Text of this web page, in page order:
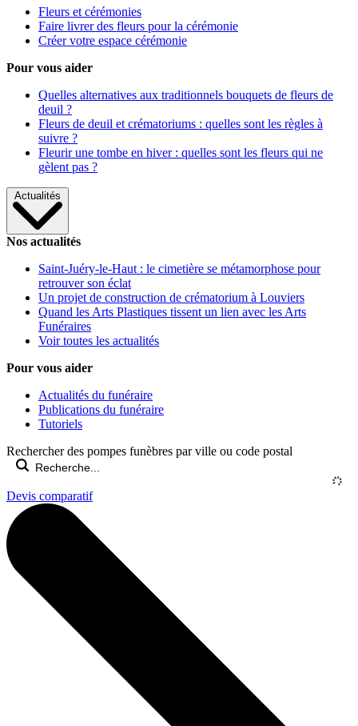
Fleurs et cérémonies
Faire livrer des fleurs pour la cérémonie
Créer votre espace cérémonie
Pour vous aider
Quelles alternatives aux traditionnels bouquets de fleurs de
deuil ?
Fleurs de deuil et crématoriums : quelles sont les règles à
suivre ?
Fleurir une tombe en hiver : quelles sont les fleurs qui ne
gèlent pas ?
Actualités
Nos actualités
Saint-Juéry-le-Haut : le cimetière se métamorphose pour
retrouver son éclat
Un projet de construction de crématorium à Louviers
Quand les Arts Plastiques tissent un lien avec les Arts
Funéraires
Voir toutes les actualités
Pour vous aider
Actualités du funéraire
Publications du funéraire
Tutoriels
Rechercher des pompes funèbres par ville ou code postal
Devis comparatif